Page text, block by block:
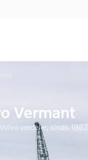
Vermant
verdeler, sinds 1967.